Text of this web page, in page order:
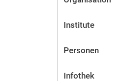
Institute
Personen
Infothek